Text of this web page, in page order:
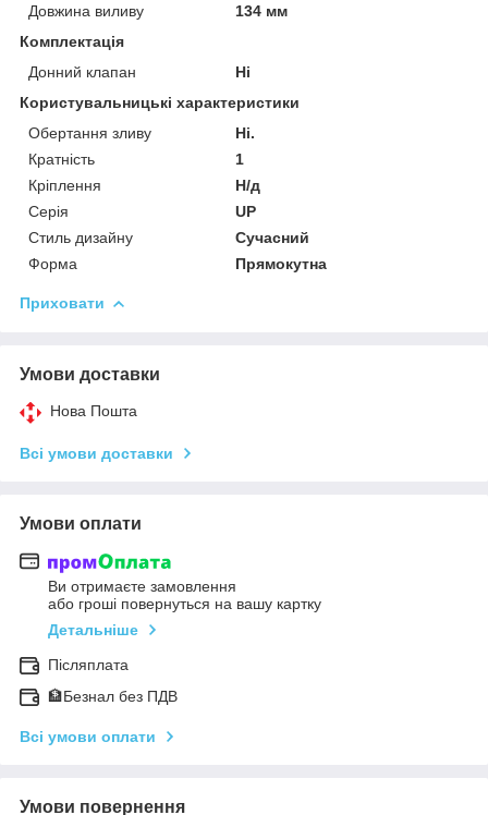
Довжина виливу
134 мм
Комплектація
Донний клапан
Ні
Користувальницькі характеристики
Обертання зливу
Ні.
Кратність
1
Кріплення
Н/д
Серія
UP
Стиль дизайну
Сучасний
Форма
Прямокутна
Приховати
Умови доставки
Нова Пошта
Всі умови доставки
Умови оплати
Ви отримаєте замовлення
або гроші повернуться на вашу картку
Детальніше
Післяплата
🏦Безнал без ПДВ
Всі умови оплати
Умови повернення